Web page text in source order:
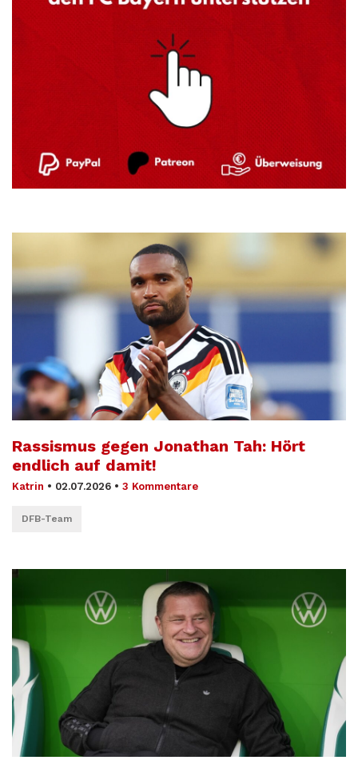
Rassismus gegen Jonathan Tah: Hört
endlich auf damit!
Katrin • 02.07.2026 • 3 Kommentare
DFB-Team